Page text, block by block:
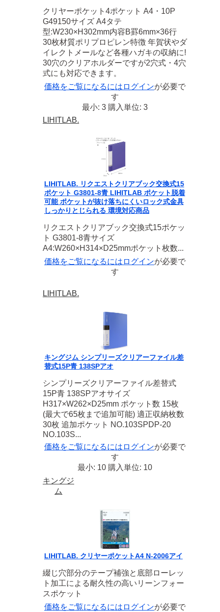
クリヤーポケット4ポケット A4・10P
G49150サイズ A4タテ
型:W230×H302mm内容B罫6mm×36行
30枚材質ポリプロピレン特徴 年賀状やダ
イレクトメールなど各種ハガキの収納に!
30穴のクリアホルダーですが2穴式・4穴
式にも対応できます。
価格をご覧になるには ログインが必要で
す
最小: 3 購入単位: 3
LIHITLAB.
LIHITLAB. リクエストクリアブック交換式15
ポケット G3801-8青 LIHITLAB ポケット脱着
可能 ポケットが抜け落ちにくいロック式金具
しっかりとじられる 環境対応商品
リクエストクリアブック交換式15ポケッ
ト G3801-8青サイズ
A4:W260×H314×D25mmポケット枚数...
価格をご覧になるには ログインが必要で
す
LIHITLAB.
キングジム シンプリーズクリアーファイル差
替式15P青 138SPアオ
シンプリーズクリアーファイル差替式
15P青 138SPアオサイズ
H317×W262×D25mm ポケット数 15枚
(最大で65枚まで追加可能) 適正収納枚数
30枚 追加ポケット NO.103SPDP-20
NO.103S...
価格をご覧になるには ログインが必要で
す
最小: 10 購入単位: 10
キングジ
ム
LIHITLAB. クリヤーポケットA4 N-2006アイ
綴じ穴部分のテープ補強と底部ローレッ
ト加工による耐久性の高いリーンフォー
スポケット
価格をご覧になるには ログインが必要で